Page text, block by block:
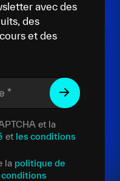
avec des
des
et des
*
et la
et les conditions
la politique de
conditions